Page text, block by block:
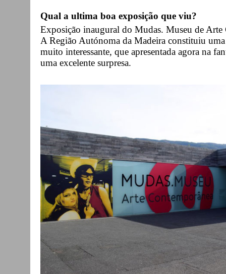
Qual a ultima boa exposição que viu?
Exposição inaugural do Mudas. Museu de Arte
A Região Autónoma da Madeira constituiu uma
muito interessante, que apresentada agora na
uma excelente surpresa.